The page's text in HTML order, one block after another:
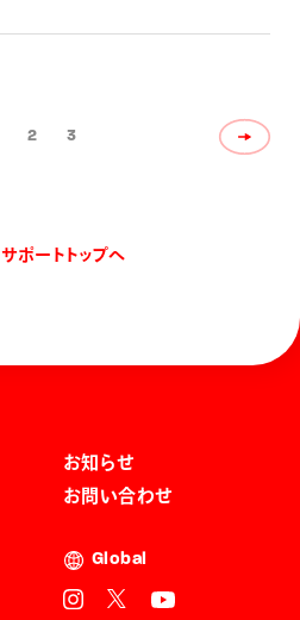
2 3
サポートトップへ
お知らせ
お問い合わせ
Global